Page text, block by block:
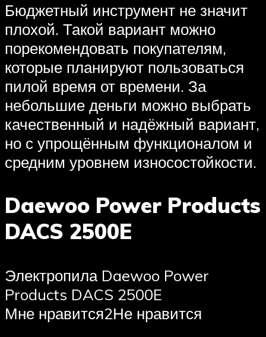
Бюджетный инструмент не значит
плохой. Такой вариант можно
порекомендовать покупателям,
которые планируют пользоваться
пилой время от времени. За
небольшие деньги можно выбрать
качественный и надёжный вариант,
но с упрощённым функционалом и
средним уровнем износостойкости.
Daewoo Power Products
DACS 2500E
Электропила Daewoo Power
Products DACS 2500E
Мне нравится2Не нравится